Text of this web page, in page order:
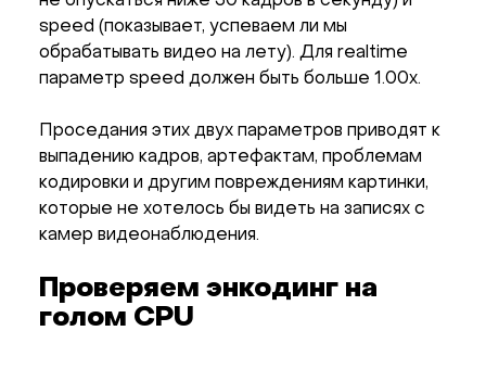
speed (показывает, успеваем ли мы
обрабатывать видео на лету). Для realtime
параметр speed должен быть больше 1.00x.
Проседания этих двух параметров приводят к
выпадению кадров, артефактам, проблемам
кодировки и другим повреждениям картинки,
которые не хотелось бы видеть на записях с
камер видеонаблюдения.
Проверяем энкодинг на
голом CPU